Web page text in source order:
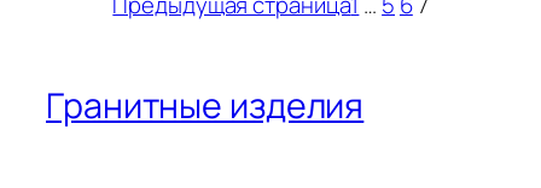
Гранитные изделия